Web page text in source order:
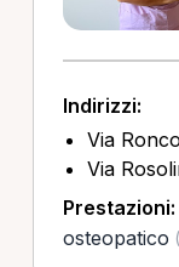
Indirizzi:
Via
Via
Prestazioni:
osteopatico